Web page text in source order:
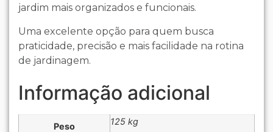
jardim mais organizados e funcionais.
Uma excelente opção para quem busca
praticidade, precisão e mais facilidade na rotina
de jardinagem.
Informação adicional
Peso 125 kg